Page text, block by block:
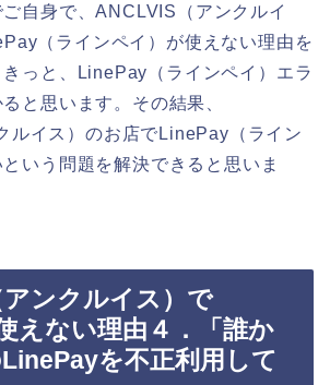
自身で、ANCLVIS（アンクルイ
（ラインペイ）が使えない理由を
っと、LinePay（ラインペイ）エラ
と思います。その結果、
ルイス）のお店でLinePay（ライン
いう問題を解決できると思いま
ンクルイス）で
えない理由４．「誰か
を不正利用して